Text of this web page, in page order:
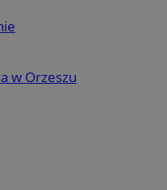
w Orzeszu